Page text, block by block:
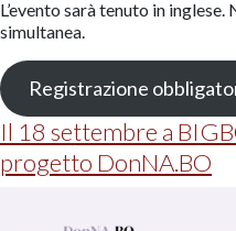
L’evento sarà tenuto in
simultanea.
Registrazione
Il 18 settembre a
progetto DonNA.BO